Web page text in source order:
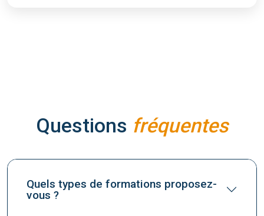
Questions fréquentes
Quels types de formations proposez-
vous ?